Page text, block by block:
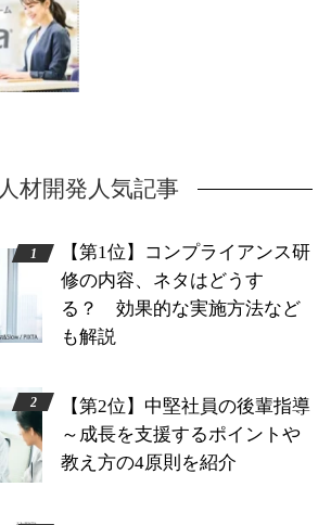
人材開発人気記事
【第1位】コンプライアンス研
修の内容、ネタはどうす
る？ 効果的な実施方法など
も解説
【第2位】中堅社員の後輩指導
～成長を支援するポイントや
教え方の4原則を紹介